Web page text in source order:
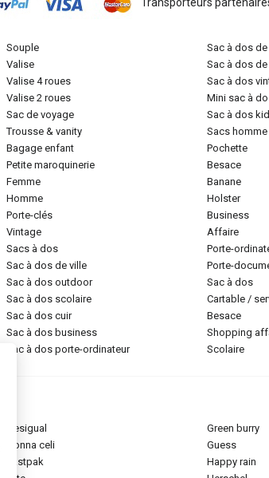
souple
valise
valise 4 roues
valise 2 roues
sac de voyage
trousse & vanity
bagage enfant
petite maroquinerie
femme
homme
porte-clés
vintage
sacs à dos
sac à dos de ville
sac à dos outdoor
sac à dos scolaire
sac à dos cuir
sac à dos business
sac à dos porte-ordinateur
sac à dos
sac à dos
sac à dos
mini sac à
sac à dos
sacs homme
pochette
besace
banane
holster
business
affaire
porte-
porte-
sac à dos
cartable /
besace
shopping
scolaire
desigual
donna celi
eastpak
green burry
guess
happy rain